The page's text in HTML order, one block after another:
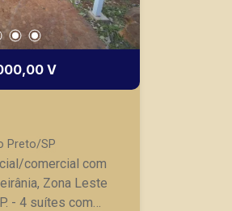
- Venda
9323
Online
V
Preto/SP
comercial com
Zona Leste